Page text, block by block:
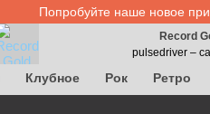
Попробуйте наше новое
Record
pulsedriver –
Клубное Рок Ретро